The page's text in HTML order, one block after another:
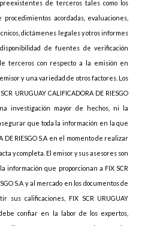
de terceros tales como los
acordadas, evaluaciones,
dictámenes legales y otros informes
de fuentes de verificación
terceros con respecto a la emisión en
y una variedad de otros factores. Los
URUGUAY CALIFICADORA DE RIESGO
investigación mayor de hechos, ni la
que toda la información en la que
DE RIESGO S.A en el momento de realizar
y completa. El emisor y sus asesores son
información que proporcionan a FIX SCR
S.A y al mercado en los documentos de
calificaciones, FIX SCR URUGUAY
debe confiar en la labor de los expertos,